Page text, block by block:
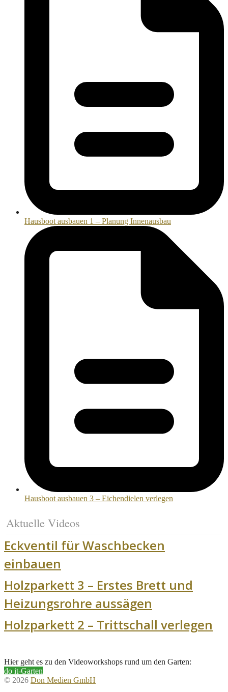
Hausboot ausbauen 1 – Planung Innenausbau
Hausboot ausbauen 3 – Eichendielen verlegen
Aktuelle Videos
Eckventil für Waschbecken
einbauen
Holzparkett 3 – Erstes Brett und
Heizungsrohre aussägen
Holzparkett 2 – Trittschall verlegen
Hier geht es zu den Videoworkshops rund um den Garten:
do it-Garten
© 2026 Don Medien GmbH